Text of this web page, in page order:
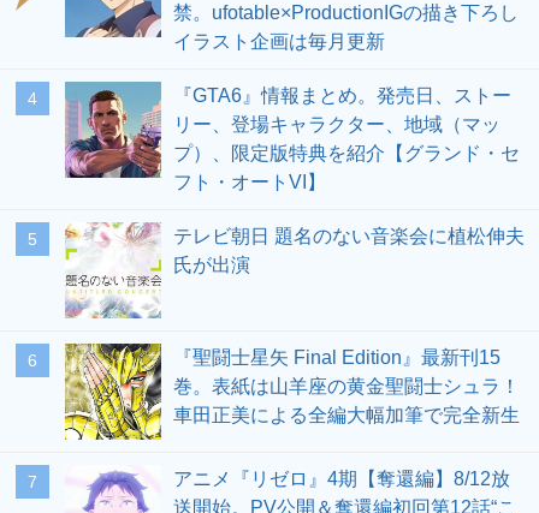
禁。ufotable×ProductionIGの描き下ろし
イラスト企画は毎月更新
4
『GTA6』情報まとめ。発売日、ストー
リー、登場キャラクター、地域（マッ
プ）、限定版特典を紹介【グランド・セ
フト・オートVI】
5
テレビ朝日 題名のない音楽会に植松伸夫
氏が出演
6
『聖闘士星矢 Final Edition』最新刊15
巻。表紙は山羊座の黄金聖闘士シュラ！
車田正美による全編大幅加筆で完全新生
7
アニメ『リゼロ』4期【奪還編】8/12放
送開始。PV公開＆奪還編初回第12話“こ